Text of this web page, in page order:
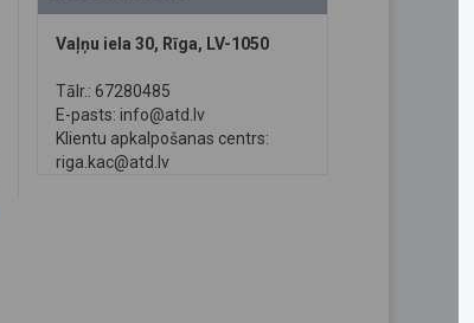
Vaļņu iela 30, Rīga, LV-1050
Tālr.: 67280485
E-pasts: info@atd.lv
Klientu apkalpošanas centrs:
riga.kac@atd.lv